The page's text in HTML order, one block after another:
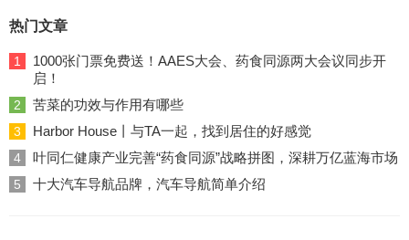
热门文章
1
1000张门票免费送！AAES大会、药食同源两大会议同步开
启！
2 苦菜的功效与作用有哪些
3 Harbor House丨与TA一起，找到居住的好感觉
4 叶同仁健康产业完善“药食同源”战略拼图，深耕万亿蓝海市场
5 十大汽车导航品牌，汽车导航简单介绍